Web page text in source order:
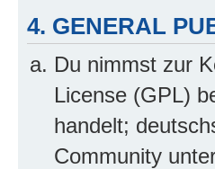
4. GENERAL
Du nimmst zur
License (GPL)
handelt;
Community